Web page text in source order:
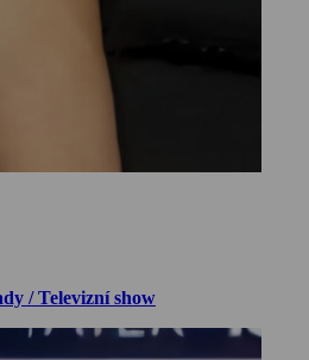
/ Televizní show